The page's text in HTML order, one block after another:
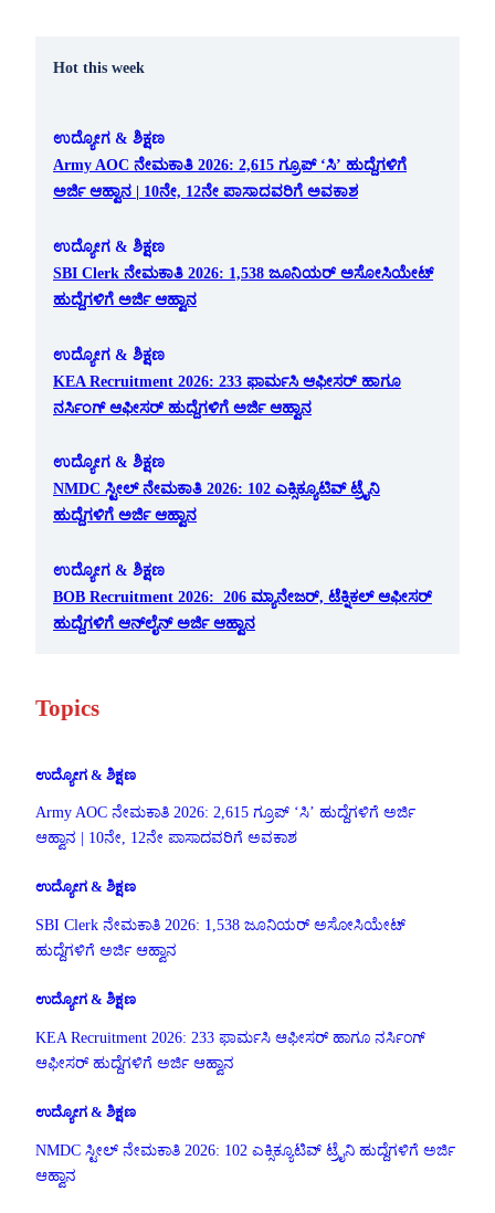
Hot this week
ಉದ್ಯೋಗ & ಶಿಕ್ಷಣ
Army AOC ನೇಮಕಾತಿ 2026: 2,615 ಗ್ರೂಪ್ ‘ಸಿ’ ಹುದ್ದೆಗಳಿಗೆ
ಅರ್ಜಿ ಆಹ್ವಾನ | 10ನೇ, 12ನೇ ಪಾಸಾದವರಿಗೆ ಅವಕಾಶ
ಉದ್ಯೋಗ & ಶಿಕ್ಷಣ
SBI Clerk ನೇಮಕಾತಿ 2026: 1,538 ಜೂನಿಯರ್ ಅಸೋಸಿಯೇಟ್
ಹುದ್ದೆಗಳಿಗೆ ಅರ್ಜಿ ಆಹ್ವಾನ
ಉದ್ಯೋಗ & ಶಿಕ್ಷಣ
KEA Recruitment 2026: 233 ಫಾರ್ಮಸಿ ಆಫೀಸರ್ ಹಾಗೂ
ನರ್ಸಿಂಗ್ ಆಫೀಸರ್ ಹುದ್ದೆಗಳಿಗೆ ಅರ್ಜಿ ಆಹ್ವಾನ
ಉದ್ಯೋಗ & ಶಿಕ್ಷಣ
NMDC ಸ್ಟೀಲ್ ನೇಮಕಾತಿ 2026: 102 ಎಕ್ಸಿಕ್ಯೂಟಿವ್ ಟ್ರೈನಿ
ಹುದ್ದೆಗಳಿಗೆ ಅರ್ಜಿ ಆಹ್ವಾನ
ಉದ್ಯೋಗ & ಶಿಕ್ಷಣ
BOB Recruitment 2026: 206 ಮ್ಯಾನೇಜರ್, ಟೆಕ್ನಿಕಲ್ ಆಫೀಸರ್
ಹುದ್ದೆಗಳಿಗೆ ಆನ್‌ಲೈನ್ ಅರ್ಜಿ ಆಹ್ವಾನ
Topics
ಉದ್ಯೋಗ & ಶಿಕ್ಷಣ
Army AOC ನೇಮಕಾತಿ 2026: 2,615 ಗ್ರೂಪ್ ‘ಸಿ’ ಹುದ್ದೆಗಳಿಗೆ ಅರ್ಜಿ
ಆಹ್ವಾನ | 10ನೇ, 12ನೇ ಪಾಸಾದವರಿಗೆ ಅವಕಾಶ
ಉದ್ಯೋಗ & ಶಿಕ್ಷಣ
SBI Clerk ನೇಮಕಾತಿ 2026: 1,538 ಜೂನಿಯರ್ ಅಸೋಸಿಯೇಟ್
ಹುದ್ದೆಗಳಿಗೆ ಅರ್ಜಿ ಆಹ್ವಾನ
ಉದ್ಯೋಗ & ಶಿಕ್ಷಣ
KEA Recruitment 2026: 233 ಫಾರ್ಮಸಿ ಆಫೀಸರ್ ಹಾಗೂ ನರ್ಸಿಂಗ್
ಆಫೀಸರ್ ಹುದ್ದೆಗಳಿಗೆ ಅರ್ಜಿ ಆಹ್ವಾನ
ಉದ್ಯೋಗ & ಶಿಕ್ಷಣ
NMDC ಸ್ಟೀಲ್ ನೇಮಕಾತಿ 2026: 102 ಎಕ್ಸಿಕ್ಯೂಟಿವ್ ಟ್ರೈನಿ ಹುದ್ದೆಗಳಿಗೆ ಅರ್ಜಿ
ಆಹ್ವಾನ